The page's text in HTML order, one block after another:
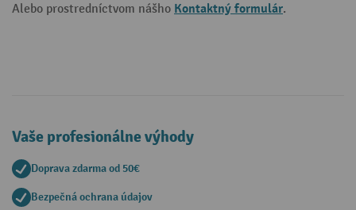
Alebo prostredníctvom nášho Kontaktný formulár.
Vaše profesionálne výhody
Doprava zdarma od 50€
Bezpečná ochrana údajov